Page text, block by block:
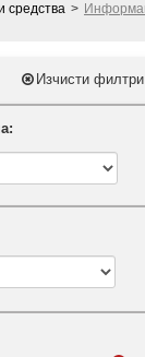
средства >
Изчисти филтри